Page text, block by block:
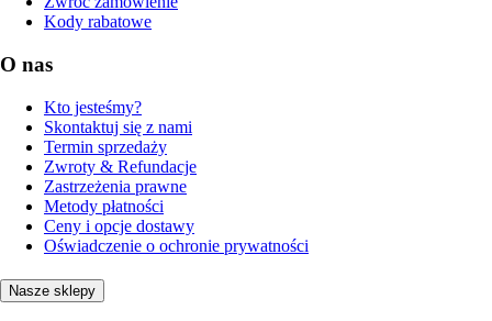
Kody rabatowe
O nas
Kto jesteśmy?
Skontaktuj się z nami
Termin sprzedaży
Zwroty & Refundacje
Zastrzeżenia prawne
Metody płatności
Ceny i opcje dostawy
Oświadczenie o ochronie prywatności
Nasze sklepy